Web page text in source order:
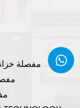
مفصلة